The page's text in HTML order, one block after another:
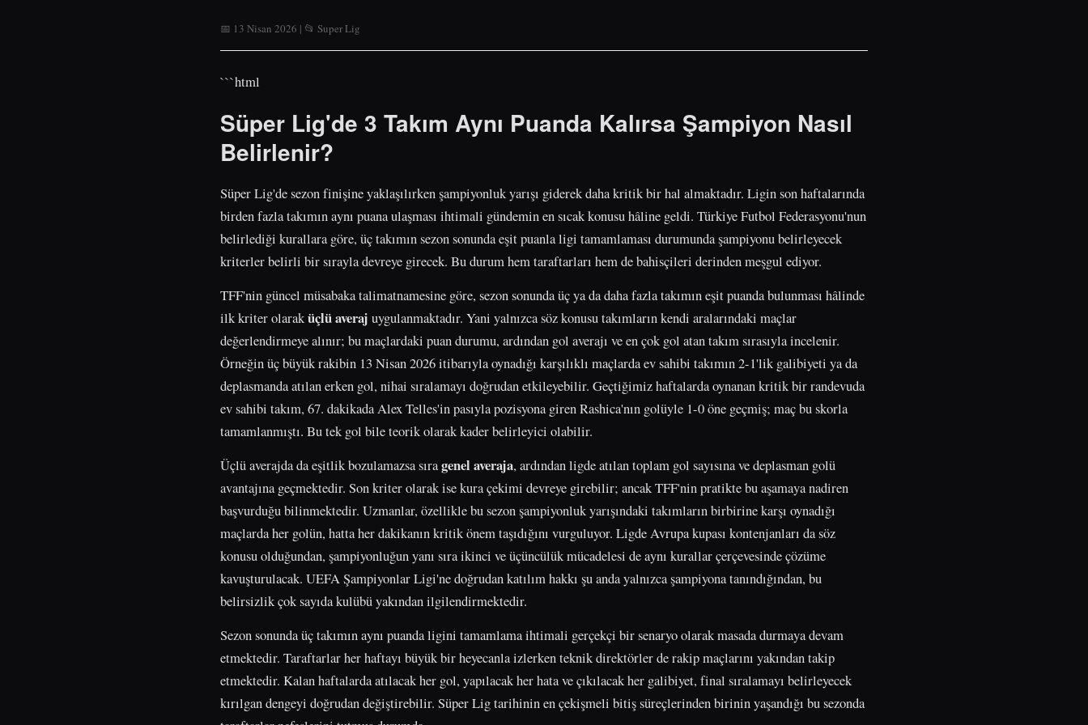
📅 13 Nisan 2026 | 📂 Super Lig
```html
Süper Lig'de 3 Takım Aynı Puanda Kalırsa Şampiyon Nasıl
Belirlenir?
Süper Lig'de sezon finişine yaklaşılırken şampiyonluk yarışı giderek daha kritik bir hal almaktadır. Ligin son haftalarında
birden fazla takımın aynı puana ulaşması ihtimali gündemin en sıcak konusu hâline geldi. Türkiye Futbol Federasyonu'nun
belirlediği kurallara göre, üç takımın sezon sonunda eşit puanla ligi tamamlaması durumunda şampiyonu belirleyecek
kriterler belirli bir sırayla devreye girecek. Bu durum hem taraftarları hem de bahisçileri derinden meşgul ediyor.
TFF'nin güncel müsabaka talimatnamesine göre, sezon sonunda üç ya da daha fazla takımın eşit puanda bulunması hâlinde
ilk kriter olaraküçlü averaj uygulanmaktadır. Yani yalnızca söz konusu takımların kendi aralarındaki maçlar
değerlendirmeye alınır; bu maçlardaki puan durumu, ardından gol averajı ve en çok gol atan takım sırasıyla incelenir.
Örneğin üç büyük rakibin 13 Nisan 2026 itibarıyla oynadığı karşılıklı maçlarda ev sahibi takımın 2-1'lik galibiyeti ya da
deplasmanda atılan erken gol, nihai sıralamayı doğrudan etkileyebilir. Geçtiğimiz haftalarda oynanan kritik bir randevuda
ev sahibi takım, 67. dakikada Alex Telles'in pasıyla pozisyona giren Rashica'nın golüyle 1-0 öne geçmiş; maç bu skorla
tamamlanmıştı. Bu tek gol bile teorik olarak kader belirleyici olabilir.
Üçlü averajda da eşitlik bozulamazsa sıragenel averaja, ardından ligde atılan toplam gol sayısına ve deplasman golü
avantajına geçmektedir. Son kriter olarak ise kura çekimi devreye girebilir; ancak TFF'nin pratikte bu aşamaya nadiren
başvurduğu bilinmektedir. Uzmanlar, özellikle bu sezon şampiyonluk yarışındaki takımların birbirine karşı oynadığı
maçlarda her golün, hatta her dakikanın kritik önem taşıdığını vurguluyor. Ligde Avrupa kupası kontenjanları da söz
konusu olduğundan, şampiyonluğun yanı sıra ikinci ve üçüncülük mücadelesi de aynı kurallar çerçevesinde çözüme
kavuşturulacak. UEFA Şampiyonlar Ligi'ne doğrudan katılım hakkı şu anda yalnızca şampiyona tanındığından, bu
belirsizlik çok sayıda kulübü yakından ilgilendirmektedir.
Sezon sonunda üç takımın aynı puanda ligini tamamlama ihtimali gerçekçi bir senaryo olarak masada durmaya devam
etmektedir. Taraftarlar her haftayı büyük bir heyecanla izlerken teknik direktörler de rakip maçlarını yakından takip
etmektedir. Kalan haftalarda atılacak her gol, yapılacak her hata ve çıkılacak her galibiyet, final sıralamayı belirleyecek
kırılgan dengeyi doğrudan değiştirebilir. Süper Lig tarihinin en çekişmeli bitiş süreçlerinden birinin yaşandığı bu sezonda